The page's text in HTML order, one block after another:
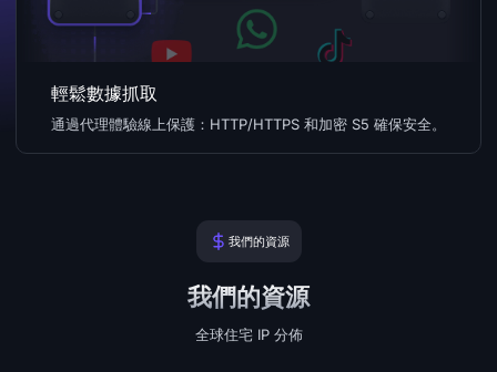
輕鬆數據抓取
通過代理體驗線上保護：HTTP/HTTPS 和加密 S5 確保安全。
我們的資源
我們的資源
全球住宅 IP 分佈